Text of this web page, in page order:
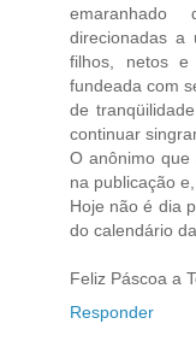
direcionadas a
filhos, netos e
fundeada com
de
continuar
O anônimo
na publicação
Hoje não é dia
do calendário
Feliz Páscoa a
Responder